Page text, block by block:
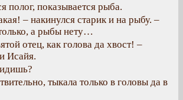
полог, показывается рыба.
– накинулся старик и на рыбу. –
а рыбы нету…
отец, как голова да хвост! –
Исайя.
тыкала только в головы да в